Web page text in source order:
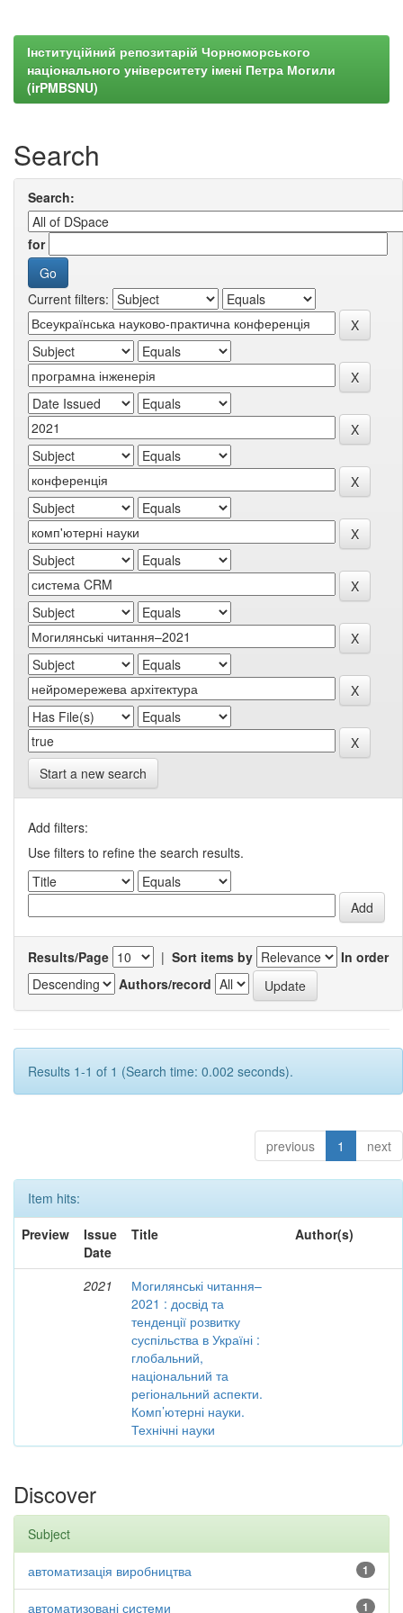
Інституційний репозитарій Чорноморського
національного університету імені Петра Могили
(irPMBSNU)
Search
Search:
for
Current filters:
Start a new search
Add filters:
Use filters to refine the search results.
Results/Page | Sort items by
In order
Authors/record
Results 1-1 of 1 (Search time: 0.002 seconds).
previous 1 next
Item hits:
Preview
Issue
Date
Title Author(s)
2021
Могилянські читання–
2021 : досвід та
тенденції розвитку
суспільства в Україні :
глобальний,
національний та
регіональний аспекти.
Комп’ютерні науки.
Технічні науки
Discover
Subject
1
автоматизація виробництва
1
автоматизовані системи